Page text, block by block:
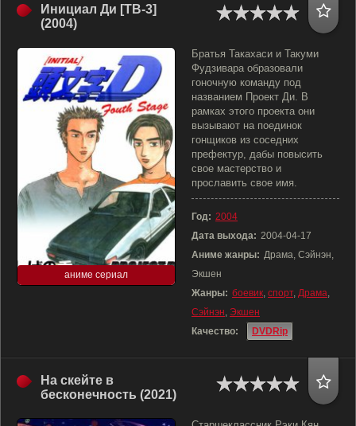
Инициал Ди [ТВ-3]
(2004)
аниме сериал
Братья Такахаси и Такуми
Фудзивара образовали
гоночную команду под
названием Проект Ди. В
рамках этого проекта они
вызывают на поединок
гонщиков из соседних
префектур, дабы повысить
свое мастерство и
прославить свое имя.
Год: 2004
Дата выхода: 2004-04-17
Аниме жанры: Драма, Сэйнэн,
Экшен
Жанры: боевик, спорт, Драма,
Сэйнэн, Экшен
Качество:
DVDRip
На скейте в
бесконечность (2021)